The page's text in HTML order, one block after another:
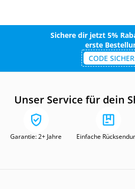
Sichere dir jetzt 5%
erste
CODE
Unser Service für dein
Garantie: 2+ Jahre Einfache